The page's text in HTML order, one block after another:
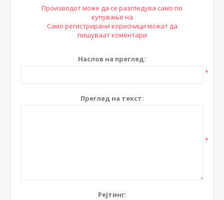
Производот може да се разгледува само по
купување на
Само регистрирани корисници можат да
пишуваат коментари
Наслов на преглед:
*
Преглед на текст:
*
Рејтинг: